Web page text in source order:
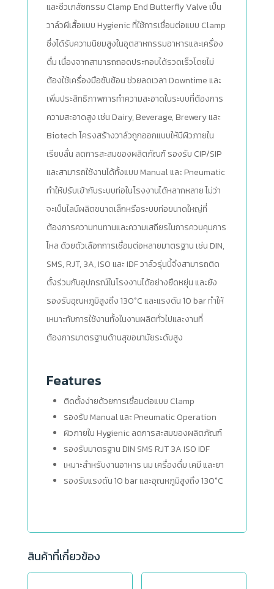
และชีวเภสัชกรรม Clamp End Butterfly Valve เป็น
วาล์วผีเสื้อแบบ Hygienic ที่ใช้การเชื่อมต่อแบบ Clamp
ซึ่งได้รับความนิยมสูงในอุตสาหกรรมอาหารและเครื่อง
ดื่ม เนื่องจากสามารถถอดประกอบได้รวดเร็วโดยไม่
ต้องใช้เครื่องมือซับซ้อน ช่วยลดเวลา Downtime และ
เพิ่มประสิทธิภาพการทำความสะอาดในระบบที่ต้องการ
ความสะอาดสูง เช่น Dairy, Beverage, Brewery และ
Biotech โครงสร้างวาล์วถูกออกแบบให้มีผิวภายใน
เรียบลื่น ลดการสะสมของผลิตภัณฑ์ รองรับ CIP/SIP
และสามารถใช้งานได้ทั้งแบบ Manual และ Pneumatic
ทำให้ปรับเข้ากับระบบท่อในโรงงานได้หลากหลาย ไม่ว่า
จะเป็นไลน์ผลิตขนาดเล็กหรือระบบท่อขนาดใหญ่ที่
ต้องการความทนทานและความเสถียรในการควบคุมการ
ไหล ด้วยตัวเลือกการเชื่อมต่อหลายมาตรฐาน เช่น DIN,
SMS, RJT, 3A, ISO และ IDF วาล์วรุ่นนี้จึงสามารถติด
ตั้งร่วมกับอุปกรณ์ในโรงงานได้อย่างยืดหยุ่น และยัง
รองรับอุณหภูมิสูงถึง 130°C และแรงดัน 10 bar ทำให้
เหมาะกับการใช้งานทั้งในงานผลิตทั่วไปและงานที่
ต้องการมาตรฐานด้านสุขอนามัยระดับสูง
Features
ติดตั้งง่ายด้วยการเชื่อมต่อแบบ Clamp
รองรับ Manual และ Pneumatic Operation
ผิวภายใน Hygienic ลดการสะสมของผลิตภัณฑ์
รองรับมาตรฐาน DIN SMS RJT 3A ISO IDF
เหมาะสำหรับงานอาหาร นม เครื่องดื่ม เคมี และยา
รองรับแรงดัน 10 bar และอุณหภูมิสูงถึง 130°C
สินค้าที่เกี่ยวข้อง